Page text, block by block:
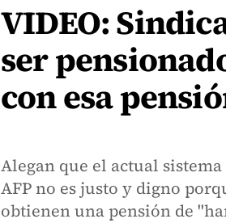
VIDEO:
ser
con esa
Alegan que el actual
AFP no es justo y digno
obtienen una pensión de